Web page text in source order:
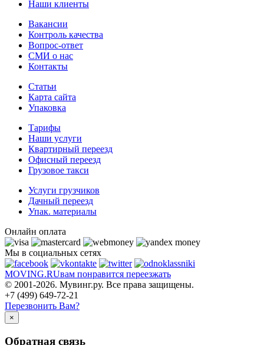
Наши клиенты
Вакансии
Контроль качества
Вопрос-ответ
СМИ о нас
Контакты
Статьи
Карта сайта
Упаковка
Тарифы
Наши услуги
Квартирный переезд
Офисный переезд
Грузовое такси
Услуги грузчиков
Дачный переезд
Упак. материалы
Онлайн оплата
Мы в социальных сетях
MOVING.RUвам понравится переезжать
© 2001-2026. Мувинг.ру. Все права защищены.
+7 (499) 649-72-21
Перезвонить Вам?
×
Обратная связь